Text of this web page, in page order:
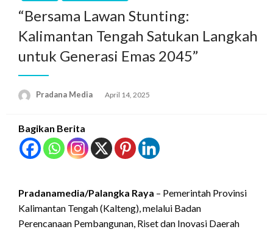
“Bersama Lawan Stunting:
Kalimantan Tengah Satukan Langkah
untuk Generasi Emas 2045”
Pradana Media April 14, 2025
Bagikan Berita
Pradanamedia/Palangka Raya – Pemerintah Provinsi
Kalimantan Tengah (Kalteng), melalui Badan
Perencanaan Pembangunan, Riset dan Inovasi Daerah